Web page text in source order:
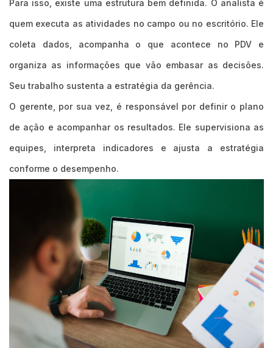
Para isso, existe uma estrutura bem definida. O analista é
quem executa as atividades no campo ou no escritório. Ele
coleta dados, acompanha o que acontece no PDV e
organiza as informações que vão embasar as decisões.
Seu trabalho sustenta a estratégia da gerência.
O gerente, por sua vez, é responsável por definir o plano
de ação e acompanhar os resultados. Ele supervisiona as
equipes, interpreta indicadores e ajusta a estratégia
conforme o desempenho.